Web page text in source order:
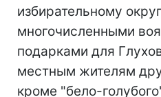
избирательному
многочисленными
подарками для
местным жителям
кроме "бело-